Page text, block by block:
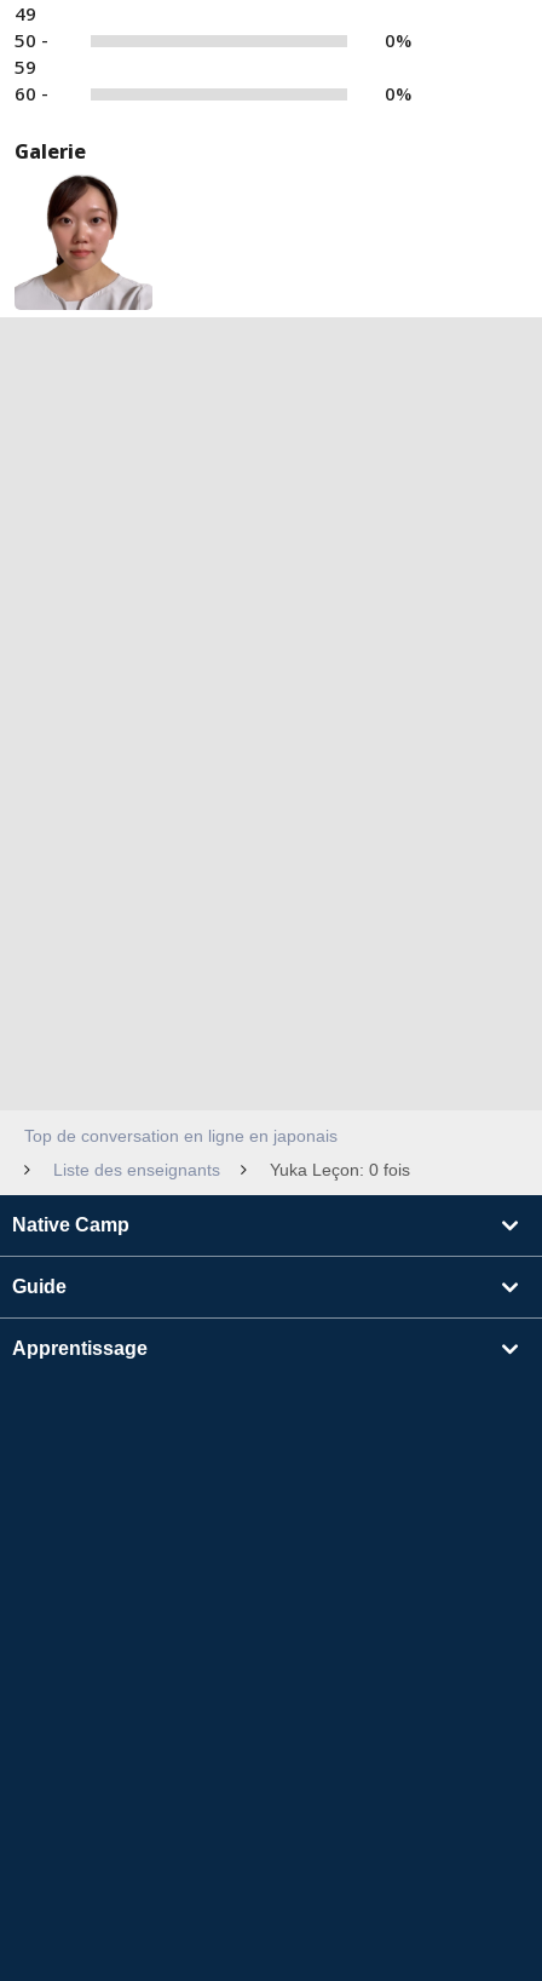
49
50 -
59
0%
60 - 0%
Galerie
Top de conversation en ligne en japonais
Liste des enseignants
Yuka Leçon: 0 fois
Native Camp
Guide
Apprentissage